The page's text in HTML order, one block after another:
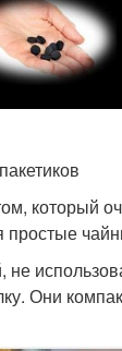
который
простые
не
Они